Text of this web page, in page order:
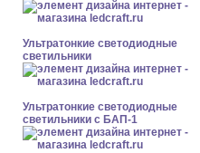
Ультратонкие светодиодные
светильники
Ультратонкие светодиодные
светильники с БАП-1